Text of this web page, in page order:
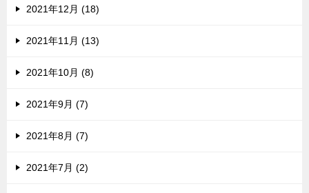
2021年12月 (18)
2021年11月 (13)
2021年10月 (8)
2021年9月 (7)
2021年8月 (7)
2021年7月 (2)